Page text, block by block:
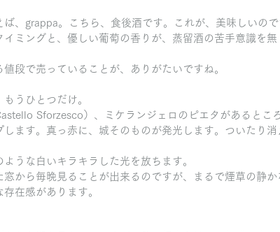
ば、grappa。こちら、食後酒です。これが、美味しいので
イミングと、優しい葡萄の香りが、蒸留酒の苦手意識を
段で売っていることが、ありがたいですね。
うひとつだけ。
Sforzesco）、ミケランジェロのピエタがあるとこ
ます。真っ赤に、城そのものが発光します。ついたり消
うな白いキラキラした光を放ちます。
から毎晩見ることが出来るのですが、まるで煙草の静
在感があります。